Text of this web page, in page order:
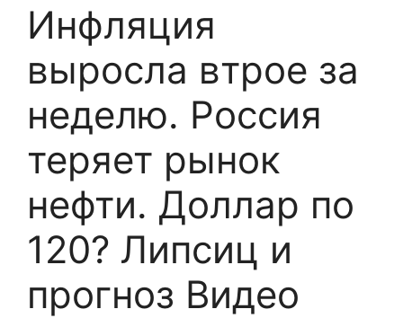
Инфляция
выросла втрое за
неделю. Россия
теряет рынок
нефти. Доллар по
120? Липсиц и
прогноз Видео